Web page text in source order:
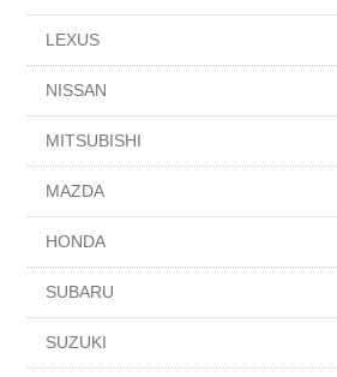
LEXUS
NISSAN
MITSUBISHI
MAZDA
HONDA
SUBARU
SUZUKI